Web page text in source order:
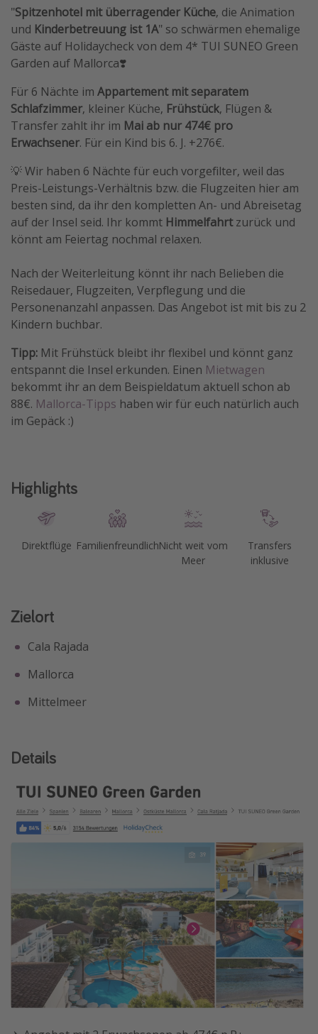
Familienurlaub in der Türkei
Rundreisen in Thailand
Bahnreisen in der Schweiz
Travel Know How
Silvesterreisen
Last Minute Urlaub Mallorca
Last Minute Urlaub Deutschland
"Spitzenhotel mit überragender Küche, die Animation
und Kinderbetreuung ist 1A" so schwärmen ehemalige
Gäste auf Holidaycheck von dem 4* TUI SUNEO Green
Garden auf Mallorca❣️
Für 6 Nächte im Appartement mit separatem
Schlafzimmer, kleiner Küche, Frühstück, Flügen &
Transfer zahlt ihr im Mai ab nur 474€ pro
Erwachsener. Für ein Kind bis 6. J. +276€.
💡 Wir haben 6 Nächte für euch vorgefilter, weil das
Preis-Leistungs-Verhältnis bzw. die Flugzeiten hier am
besten sind, da ihr den kompletten An- und Abreisetag
auf der Insel seid. Ihr kommt Himmelfahrtzurück und
könnt am Feiertag nochmal relaxen.
Nach der Weiterleitung könnt ihr nach Belieben die
Reisedauer, Flugzeiten, Verpflegung und die
Personenanzahl anpassen. Das Angebot ist mit bis zu 2
Kindern buchbar.
Tipp: Mit Frühstück bleibt ihr flexibel und könnt ganz
entspannt die Insel erkunden. Einen Mietwagen
bekommt ihr an dem Beispieldatum aktuell schon ab
88€. Mallorca-Tipps haben wir für euch natürlich auch
im Gepäck :)
Highlights
Direktflüge FamilienfreundlichNicht weit vom
Meer
Transfers
inklusive
Zielort
Cala Rajada
Mallorca
Mittelmeer
Details